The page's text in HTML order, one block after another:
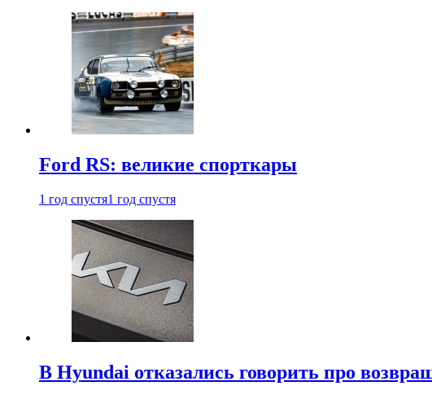
Ford RS: великие спорткары
1 год спустя1 год спустя
В Hyundai отказались говорить про